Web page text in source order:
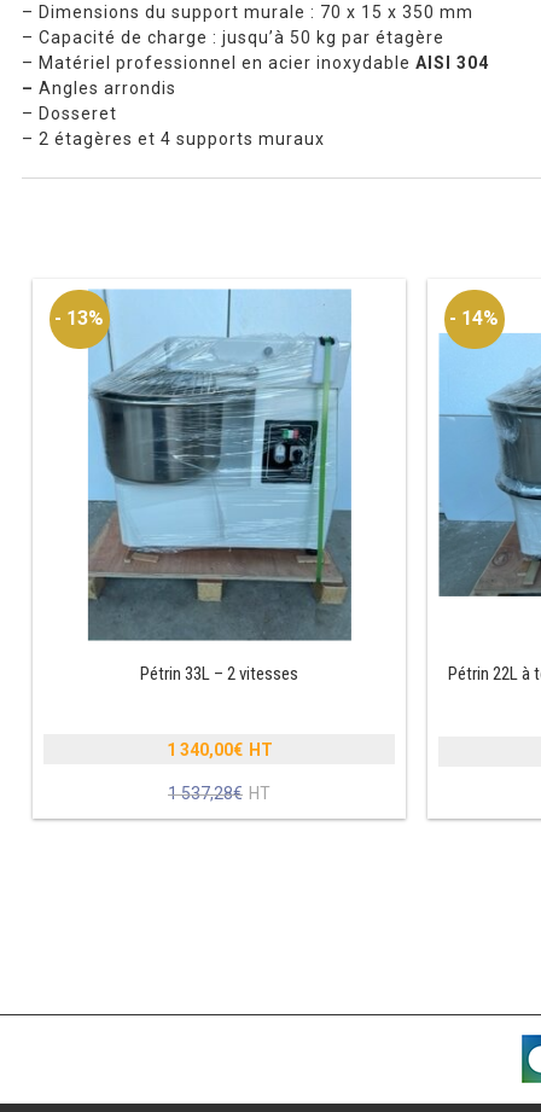
– Dimensions du support murale : 70 x 15 x 350 mm
– Capacité de charge : jusqu’à 50 kg par étagère
– Matériel professionnel en acier inoxydable AISI 304
– Angles arrondis
– Dosseret
– 2 étagères et 4 supports muraux
- 13%
Pétrin 33L – 2 vitesses
1 537,28€
prix
initial
1 340,00€
Le
prix
- 14%
Pétrin 22L à